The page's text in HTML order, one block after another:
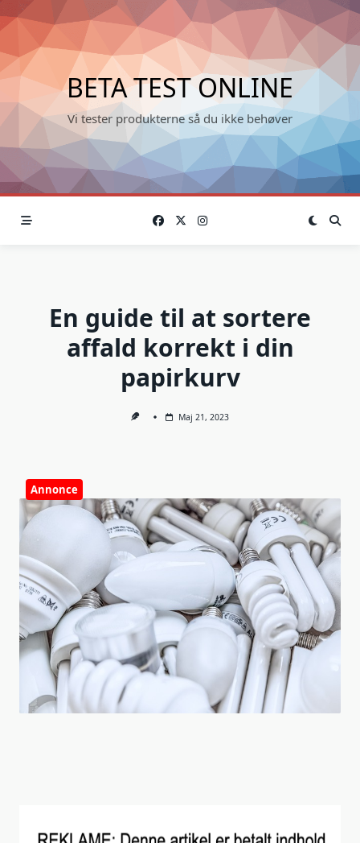
Skip
to
content
BETA TEST ONLINE
Vi tester produkterne så du ikke behøver
En guide til at sortere
affald korrekt i din
papirkurv
Maj 21, 2023
Annonce